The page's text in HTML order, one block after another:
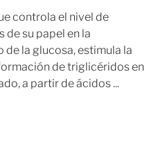
controla el nivel de
de su papel en la
la glucosa, estimula la
de triglicéridos en
a partir de ácidos ...